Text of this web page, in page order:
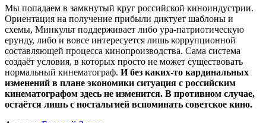
Мы попадаем в замкнутый круг российской киноиндустрии.
Ориентация на получение прибыли диктует шаблоны и
схемы, Минкульт поддерживает либо ура-патриотическую
ерунду, либо и вовсе интересуется лишь коррупционной
составляющей процесса кинопроизводства. Сама система
создаёт условия, в которых просто не может существовать
нормальный кинематограф. И без каких-то кардинальных
изменений в плане экономики ситуация с российским
кинематографом здесь не изменится. В противном случае,
остаётся лишь с ностальгией вспоминать советское кино.